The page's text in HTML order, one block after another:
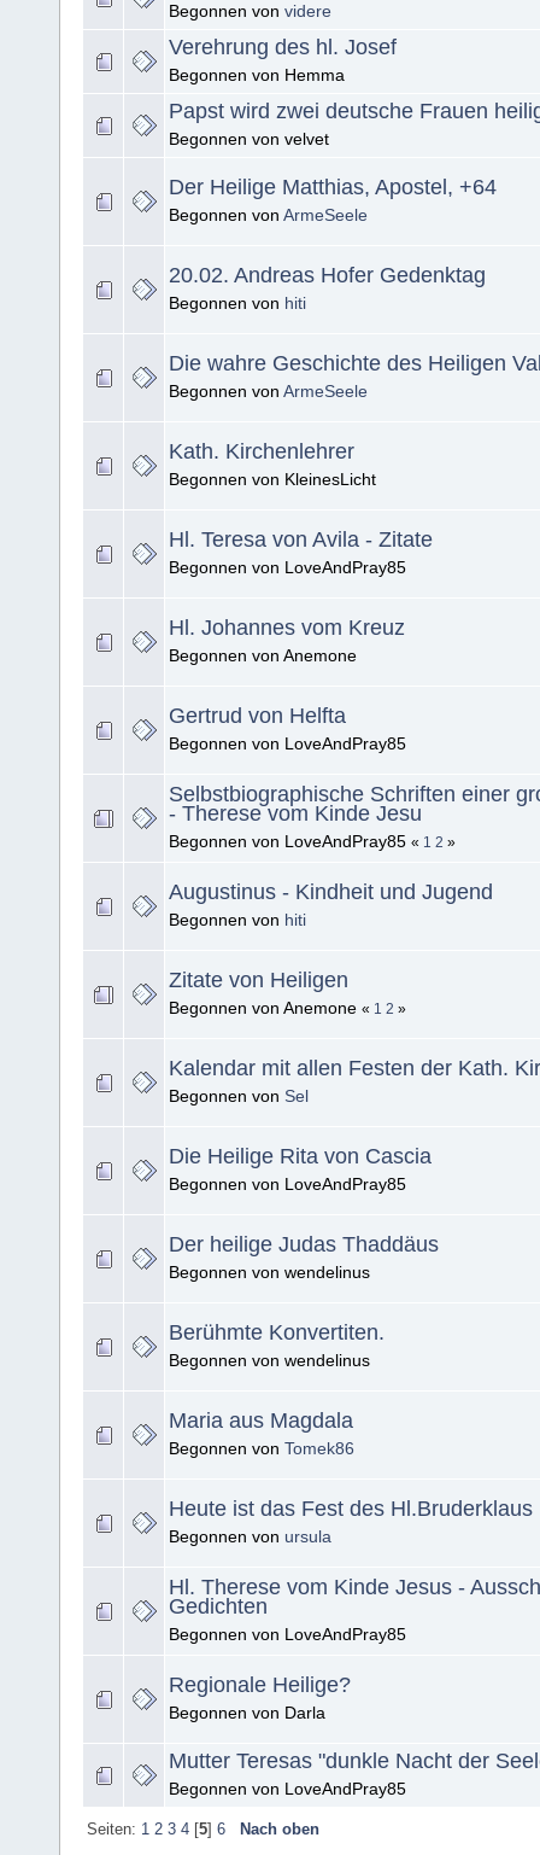
Begonnen von videre
Verehrung des hl. Josef
Begonnen von Hemma
Papst wird zwei deutsche Frauen
Begonnen von velvet
Der Heilige Matthias, Apostel, +64
Begonnen von ArmeSeele
20.02. Andreas Hofer Gedenktag
Begonnen von hiti
Die wahre Geschichte des Heiligen
Begonnen von ArmeSeele
Kath. Kirchenlehrer
Begonnen von KleinesLicht
Hl. Teresa von Avila - Zitate
Begonnen von LoveAndPray85
Hl. Johannes vom Kreuz
Begonnen von Anemone
Gertrud von Helfta
Begonnen von LoveAndPray85
Selbstbiographische Schriften einer
- Therese vom Kinde Jesu
Begonnen von LoveAndPray85 « 1 2 »
Augustinus - Kindheit und Jugend
Begonnen von hiti
Zitate von Heiligen
Begonnen von Anemone « 1 2 »
Kalendar mit allen Festen der Kath.
Begonnen von Sel
Die Heilige Rita von Cascia
Begonnen von LoveAndPray85
Der heilige Judas Thaddäus
Begonnen von wendelinus
Berühmte Konvertiten.
Begonnen von wendelinus
Maria aus Magdala
Begonnen von Tomek86
Heute ist das Fest des Hl.Bruderklaus
Begonnen von ursula
Hl. Therese vom Kinde Jesus -
Gedichten
Begonnen von LoveAndPray85
Regionale Heilige?
Begonnen von Darla
Mutter Teresas "dunkle Nacht der
Begonnen von LoveAndPray85
Seiten: 1 2 3 4[5] 6 Nach oben